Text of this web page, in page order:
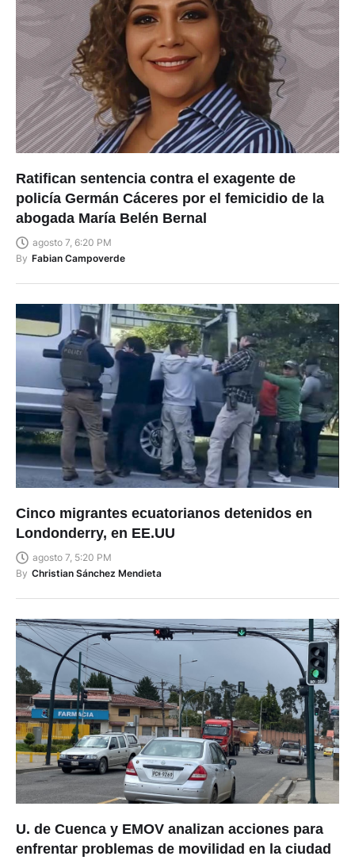
Ratifican sentencia contra el exagente de
policía Germán Cáceres por el femicidio de la
abogada María Belén Bernal
agosto 7, 6:20 PM
By Fabian Campoverde
Cinco migrantes ecuatorianos detenidos en
Londonderry, en EE.UU
agosto 7, 5:20 PM
By Christian Sánchez Mendieta
U. de Cuenca y EMOV analizan acciones para
enfrentar problemas de movilidad en la ciudad